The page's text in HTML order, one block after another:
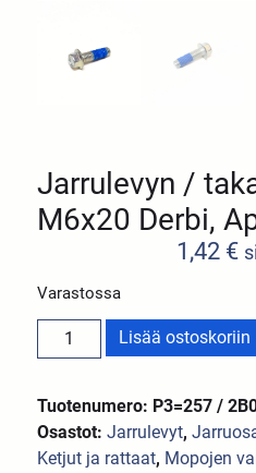
Jarrulevyn /
M6x20 Derbi,
1,42 €
Varastossa
Lisää ostoskoriin
Tuotenumero: P3=257 /
Osastot:Jarrulevyt,
Ketjut ja rattaat, Mopojen